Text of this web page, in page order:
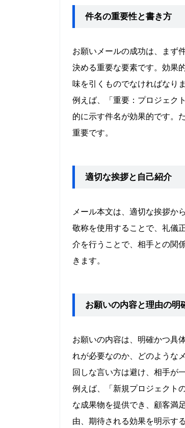
件名の重要性と書き方
お願いメールの成功は、まず
決める重要な要素です。効果
味を引くものでなければなりま
例えば、「重要：プロジェク
的に示す件名が効果的です。
重要です。
適切な挨拶と自己紹介
メール本文は、適切な挨拶か
敬称を使用することで、礼儀
介を行うことで、相手との関
きます。
お願いの内容と理由の明
お願いの内容は、明確かつ具
れが必要なのか、どのような
回しな言い方は避け、相手が
例えば、「新規プロジェクト
な成果物を提供でき、顧客満
由、期待される効果を明示す